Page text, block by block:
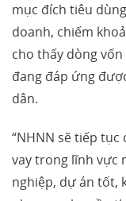
mục đích tiêu
doanh, chiếm
cho thấy dòng
đang đáp ứng
dân.
“NHNN sẽ tiếp
vay trong lĩnh vực
nghiệp, dự án tốt,